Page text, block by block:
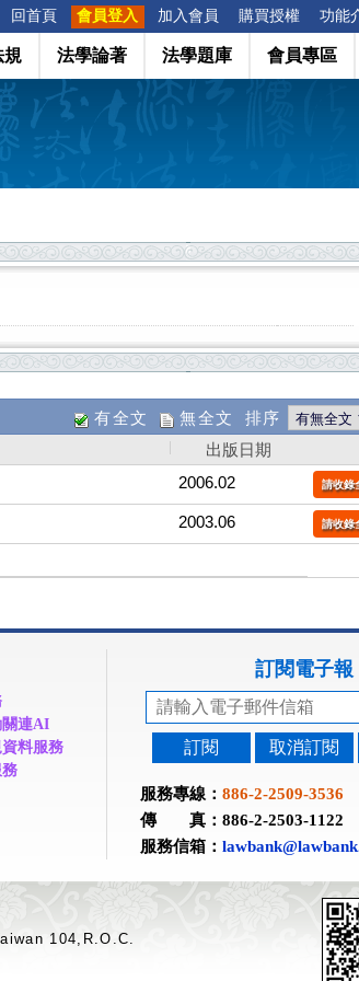
回首頁 會員登入 加入會員 購買授權 功能
規 法學論著 法學題庫 會員專區
有全文 無全文 排序
出版日期
2006.02 請收錄
2003.06 請收錄
關連AI
料服務
訂閱電子報
訂閱 取消訂閱
服務專線： 886-2-2509-3536
傳 真：886-2-2503-1122
服務信箱：
104,R.O.C.